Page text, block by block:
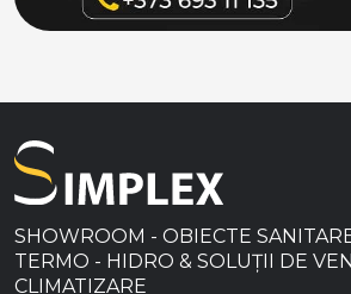
SHOWROOM - OBIECTE
TERMO - HIDRO & SOLUȚII DE
CLIMATIZARE